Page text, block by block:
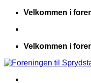
Fortsæt
indhold
Velkommen i
Velkommen i